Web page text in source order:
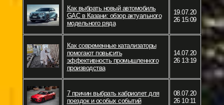
Как выбрать новый автомобиль
GAC в Казани: обзор актуального
модельного ряда
19.07.20
26 15:09
Как современные катализаторы
помогают повысить
эффективность промышленного
производства
14.07.20
26 13:19
7 причин выбрать кабриолет для
поездок и особых событий
08.07.20
26 10:11